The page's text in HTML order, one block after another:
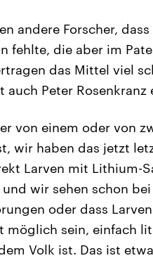
andere Forscher,
fehlte, die aber im
das Mittel viel
Peter Rosenkranz
von einem oder von
wir haben das jetzt
Larven mit Lithium-
wir sehen schon
oder dass
möglich sein, einfach
Volk ist. Das ist